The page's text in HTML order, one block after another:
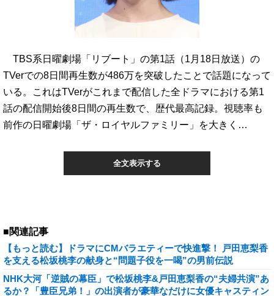
TBS系日曜劇場「リブート」の第1話（1月18日放送）の
TVerでの8日間再生数が486万を突破したことで話題になって
いる。これはTVerがこれまで配信した全ドラマにおける第1
話の配信開始後8日間の再生数で、歴代最高記録。視聴率も
前作の日曜劇場「ザ・ロイヤルファミリー」を大きく…
全文表示する
■関連記事
【もっと読む】ドラマにCMバラエティーで快進撃！ 戸田恵梨香
を支える松坂桃李の献身と“問題子役を一喝”の男前伝説
NHK大河「逆賊の幕臣」で松坂桃李&戸田恵梨香の“夫婦共演”あ
るか？「豊臣兄弟！」の出演者が豪華なだけに女優キャスティン